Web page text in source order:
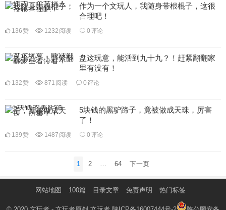
作为一个文玩人，我随身带根棍子，这很
合理吧！
136赞 1232 阅读 0评论
盘这玩意，能活到九十九？！赶紧翻翻家
里有没有！
132赞 871 阅读 0评论
5块钱的黑驴蹄子，竟被做成天珠，厉害
了！
139赞 1487 阅读 0评论
1 2 … 64 下一页
网站地图 100篇 目录文章 免责声明 热门标签